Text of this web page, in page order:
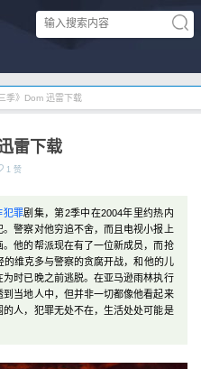
季》Dom 迅雷下载
雷下载
1 赞
犯罪剧集，第2季中在2004年里约热内
警察对他穷追不舍，而且电视小报上
他的帮派现在有了一位新成员，而抢
维克多与警察的贪腐开战，和他的儿
时已晚之前逃脱。在亚马逊雨林执行
当地人中，但并非一切都像他看起来
人，犯罪无处不在，生活处处可能是